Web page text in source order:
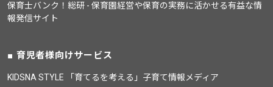
保育士バンク！総研 - 保育園経営や保育の実務に活かせる有益な情
報発信サイト
育児者様向けサービス
KIDSNA STYLE 「育てるを考える」子育て情報メディア